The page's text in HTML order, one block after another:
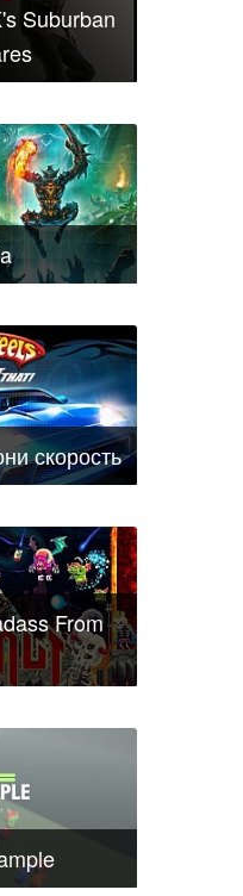
Suburban
скорость
From